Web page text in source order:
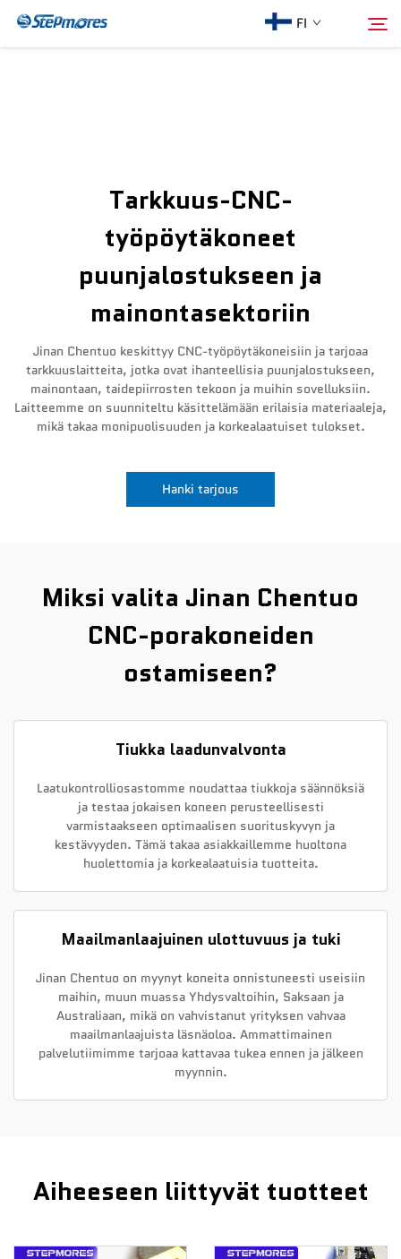
FI
Video
Uutiset
Tarkkuus-CNC-
työpöytäkoneet
puunjalostukseen ja
mainontasektoriin
Jinan Chentuo keskittyy CNC-työpöytäkoneisiin ja tarjoaa
tarkkuuslaitteita, jotka ovat ihanteellisia puunjalostukseen,
mainontaan, taidepiirrosten tekoon ja muihin sovelluksiin.
Laitteemme on suunniteltu käsittelämään erilaisia materiaaleja,
mikä takaa monipuolisuuden ja korkealaatuiset tulokset.
Hanki tarjous
Miksi valita Jinan Chentuo
CNC-porakoneiden
ostamiseen?
Tiukka laadunvalvonta
Laatukontrolliosastomme noudattaa tiukkoja säännöksiä
ja testaa jokaisen koneen perusteellisesti
varmistaakseen optimaalisen suorituskyvyn ja
kestävyyden. Tämä takaa asiakkaillemme huoltona
huolettomia ja korkealaatuisia tuotteita.
Maailmanlaajuinen ulottuvuus ja tuki
Jinan Chentuo on myynyt koneita onnistuneesti useisiin
maihin, muun muassa Yhdysvaltoihin, Saksaan ja
Australiaan, mikä on vahvistanut yrityksen vahvaa
maailmanlaajuista läsnäoloa. Ammattimainen
palvelutiimimme tarjoaa kattavaa tukea ennen ja jälkeen
myynnin.
Aiheeseen liittyvät tuotteet